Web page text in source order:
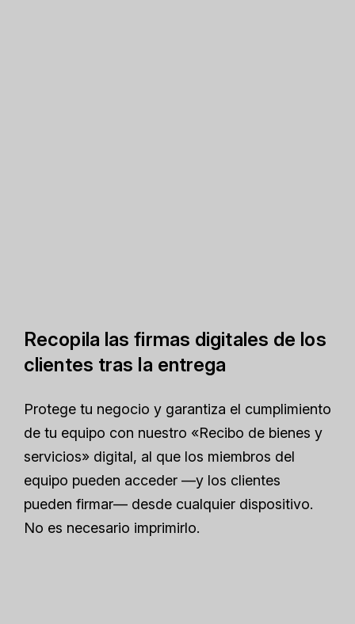
Recopila las firmas digitales de los
clientes tras la entrega
Protege tu negocio y garantiza el cumplimiento
de tu equipo con nuestro «Recibo de bienes y
servicios» digital, al que los miembros del
equipo pueden acceder —y los clientes
pueden firmar— desde cualquier dispositivo.
No es necesario imprimirlo.